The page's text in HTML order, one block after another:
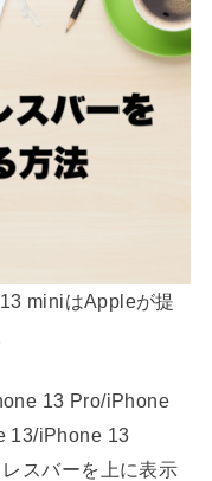
miniはAppleが提
13 Pro/iPhone
13/iPhone 13
スバーを上に表示